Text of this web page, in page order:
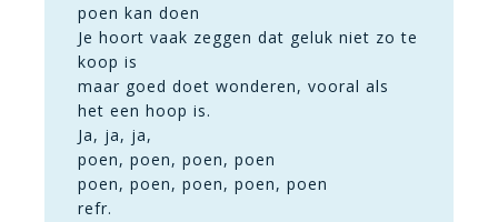
poen kan doen
Je hoort vaak zeggen dat geluk niet zo te
koop is
maar goed doet wonderen, vooral als
het een hoop is.
Ja, ja, ja,
poen, poen, poen, poen
poen, poen, poen, poen, poen
refr.